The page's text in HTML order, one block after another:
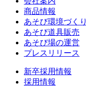
商品情報
あそび環境づくり
あそび道具販売
あそび場の運営
プレスリリース
新卒採用情報
採用情報